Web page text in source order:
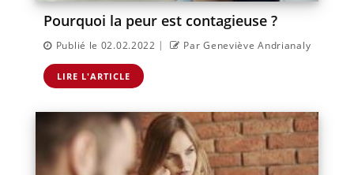
Pourquoi la peur est contagieuse ?
Publié le 02.02.2022 | Par Geneviève Andrianaly
LIRE L'ARTICLE